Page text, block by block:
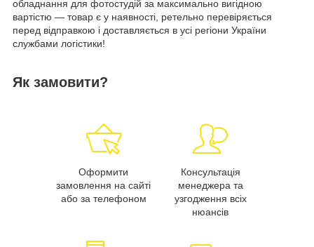
обладнання для фотостудій за максимально вигідною
вартістю — товар є у наявності, ретельно перевіряється
перед відправкою і доставляється в усі регіони України
службами логістики!
Як замовити?
Оформити
замовлення на сайті
або за телефоном
Консультація
менеджера та
узгодження всіх
нюансів